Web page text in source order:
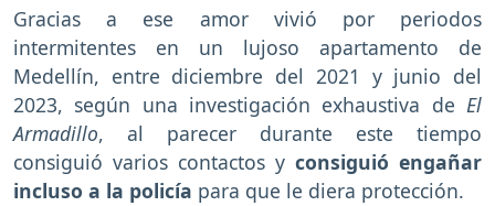
Gracias a ese amor vivió por periodos
intermitentes en un lujoso apartamento de
Medellín, entre diciembre del 2021 y junio del
2023, según una investigación exhaustiva de El
Armadillo, al parecer durante este tiempo
consiguió varios contactos y consiguió engañar
incluso a la policía para que le diera protección.